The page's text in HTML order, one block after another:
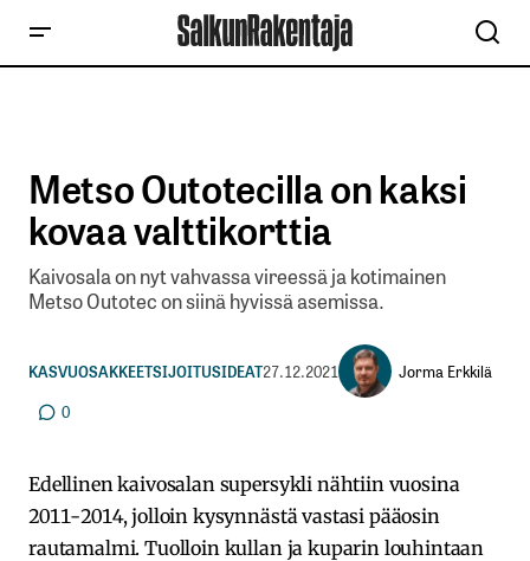
Metso Outotecilla on kaksi
kovaa valttikorttia
Kaivosala on nyt vahvassa vireessä ja kotimainen
Metso Outotec on siinä hyvissä asemissa.
KASVUOSAKKEETSIJOITUSIDEAT27.12.2021
Jorma Erkkilä
0
Edellinen kaivosalan supersykli nähtiin vuosina
2011-2014, jolloin kysynnästä vastasi pääosin
rautamalmi. Tuolloin kullan ja kuparin louhintaan